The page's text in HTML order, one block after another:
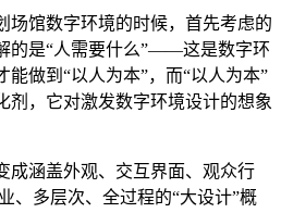
场馆数字环境的时候，首先考虑的
的是“人需要什么”——这是数字环
做到“以人为本”，而“以人为本”
剂，它对激发数字环境设计的想象
成涵盖外观、交互界面、观众行
、多层次、全过程的“大设计”概